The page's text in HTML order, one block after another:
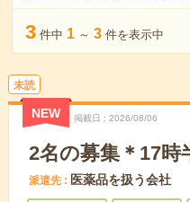
3 件中 1 ～ 3 件を表示中
未読
NEW 掲載日 2026/08/06
2名の募集＊17
派遣先 医薬品を扱う会社